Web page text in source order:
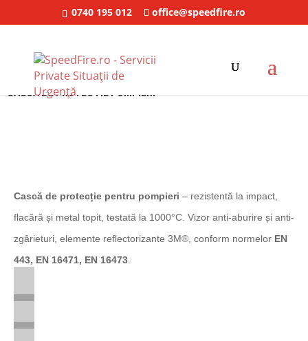
0740 195 012 office@speedfire.ro
/Echipament Intervenție / Casca de protectie pompieri
CASCA DE PROTECTIE POMPIERI
Cască de protecție pentru pompieri – rezistentă la impact,
flacără și metal topit, testată la 1000°C. Vizor anti-aburire și anti-
zgârieturi, elemente reflectorizante 3M®, conform normelor EN
443, EN 16471, EN 16473